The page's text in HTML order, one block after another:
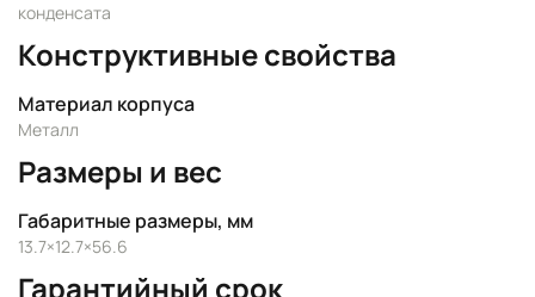
конденсата
Конструктивные свойства
Материал корпуса
Металл
Размеры и вес
Габаритные размеры, мм
13.7×12.7×56.6
Гарантийный срок